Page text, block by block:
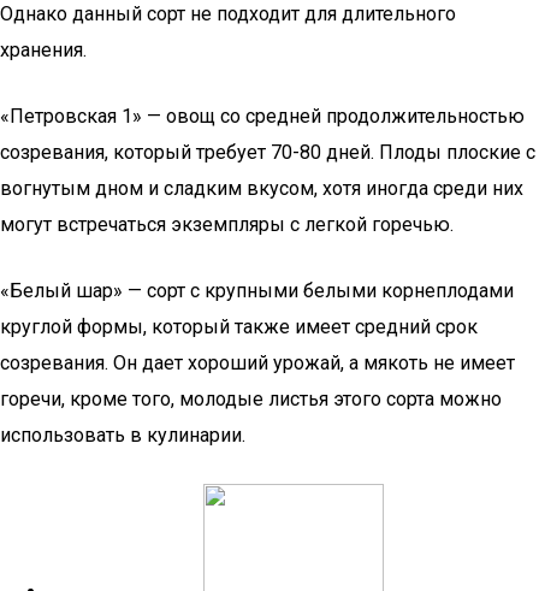
Однако данный сорт не подходит для длительного
хранения.
«Петровская 1» — овощ со средней продолжительностью
созревания, который требует 70-80 дней. Плоды плоские с
вогнутым дном и сладким вкусом, хотя иногда среди них
могут встречаться экземпляры с легкой горечью.
«Белый шар» — сорт с крупными белыми корнеплодами
круглой формы, который также имеет средний срок
созревания. Он дает хороший урожай, а мякоть не имеет
горечи, кроме того, молодые листья этого сорта можно
использовать в кулинарии.